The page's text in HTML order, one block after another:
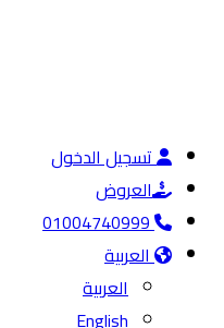
تسجيل الدخول
العروض
01004740999
العربية
العربية
English